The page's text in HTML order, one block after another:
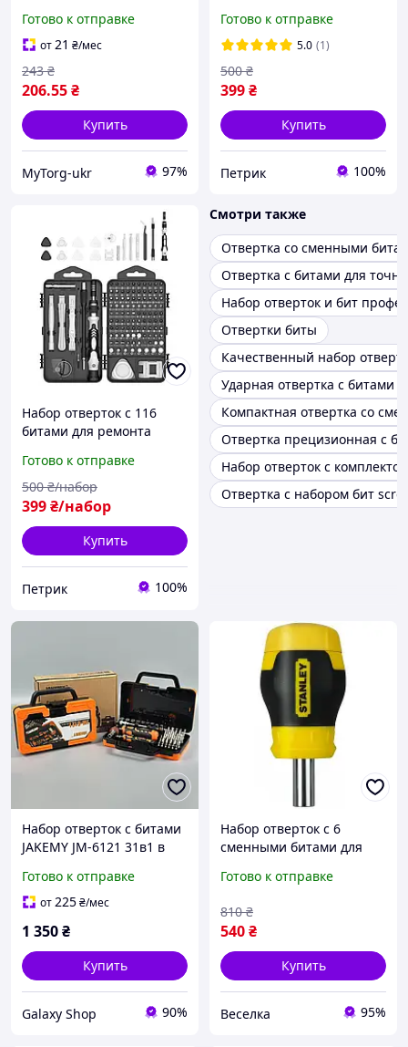
ноутбуков смартфонов
Зеленый
Готово к отправке
от21 ₴/мес
206.55₴
243 ₴
Купить
MyTorg-ukr 97%
ноутбуков, часов
Готово к отправке
5.0 (1)
399₴
500 ₴
Купить
Петрик 100%
Набор отверток с 116
битами для ремонта
Готово к отправке
399₴/набор
500 ₴/набор
Купить
Петрик 100%
Смотри также
Отвертка со сменными
Отвертка с битами для
Набор отверток и бит
Отвертки биты
Качественный набор
Ударная отвертка с битами в
Компактная отвертка со
Отвертка прецизионная с
Набор отверток с
Отвертка с набором бит
Набор отверток с битами
JAKEMY JM-6121 31в1 в
Готово к отправке
от225₴/мес
1 350₴
Купить
Galaxy Shop 90%
Набор отверток с 6
сменными битами для
домашних мастеров
универсальный
инструмент FLAME
Готово к отправке
540₴
810 ₴
Купить
Веселка 95%